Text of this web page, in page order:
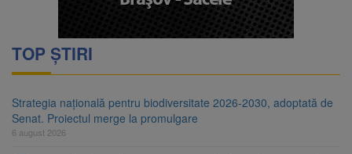
TOP ȘTIRI
Strategia națională pentru biodiversitate 2026-2030, adoptată de
Senat. Proiectul merge la promulgare
6 august 2026